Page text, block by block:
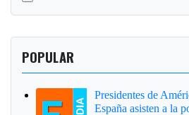
POPULAR
Presidentes de
España asisten a la